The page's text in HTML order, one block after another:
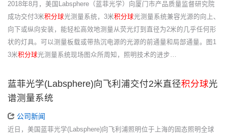
2018年8月，美国Labsphere（蓝菲光学）向厦门市产品质量监督研究院
成功交付3米积分球光测量系统，3米积分球光测量系统兼容光源的向上、
向下或纵向安装，能轻松高效地测量从荧光灯到直径为2米的几乎任何形
状的灯具。可以测量板载或带热沉电源的光源的前通量和局部通量。图1
3米积分球光测量系统现场图众所周知，照明技术的进步…
蓝菲光学(Labsphere)向飞利浦交付2米直径积分球光
谱测量系统
公司新闻
近日，美国蓝菲光学(Labsphere)向飞利浦照明位于上海的固态照明全球